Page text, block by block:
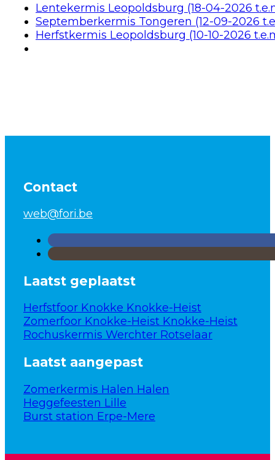
Lentekermis Leopoldsburg (18-04-2026
Septemberkermis Tongeren (12-09-2026
Herfstkermis Leopoldsburg (10-10-2026
Contact
web@fori.be
Laatst geplaatst
Herfstfoor Knokke Knokke-Heist
Zomerfoor Knokke-Heist Knokke-Heist
Rochuskermis Werchter Rotselaar
Laatst aangepast
Zomerkermis Halen Halen
Heggefeesten Lille
Burst station Erpe-Mere